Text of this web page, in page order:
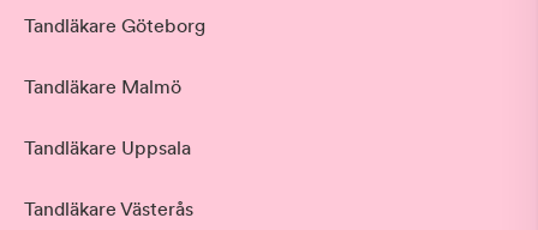
Tandläkare Göteborg
Tandläkare Malmö
Tandläkare Uppsala
Tandläkare Västerås